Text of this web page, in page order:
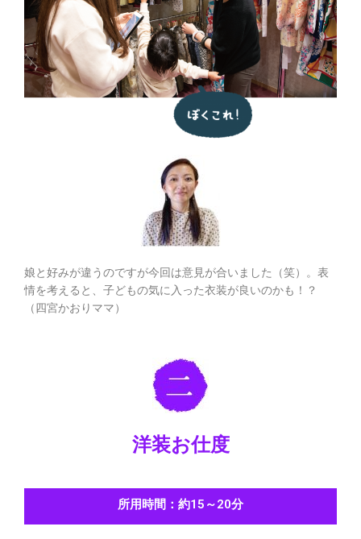
娘と好みが違うのですが今回は意見が合いました（笑）。表
情を考えると、子どもの気に入った衣装が良いのかも！？
（四宮かおりママ）
洋装お仕度
所用時間：約15～20分